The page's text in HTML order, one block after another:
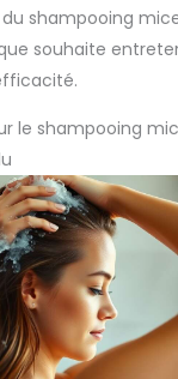
shampooing
souhaite
le shampooing